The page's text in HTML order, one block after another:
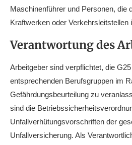
Maschinenführer und Personen, die
Kraftwerken oder Verkehrsleitstellen
Verantwortung des
Arbeitgeber sind verpflichtet, die
entsprechenden Berufsgruppen im
Gefährdungsbeurteilung zu
sind die
Unfallverhütungsvorschriften der
Unfallversicherung. Als